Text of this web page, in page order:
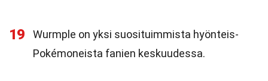
19
Wurmple on yksi suosituimmista hyönteis-
Pokémoneista fanien keskuudessa.